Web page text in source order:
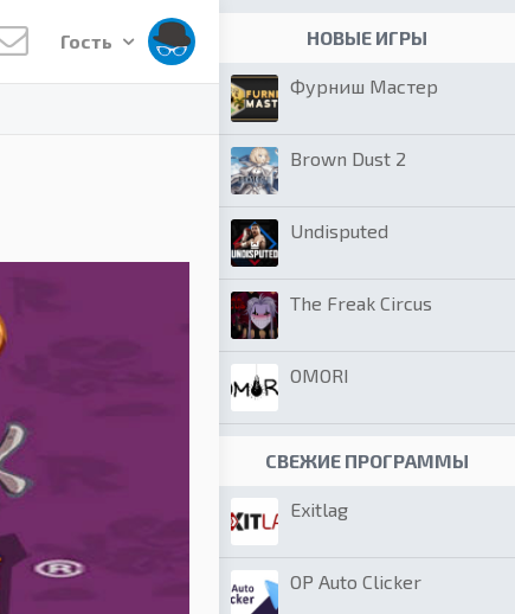
Гость НОВЫЕ ИГРЫ
Фурниш Мастер
Brown Dust 2
Undisputed
The Freak Circus
OMORI
СВЕЖИЕ ПРОГРАММЫ
Exitlag
OP Auto Clicker